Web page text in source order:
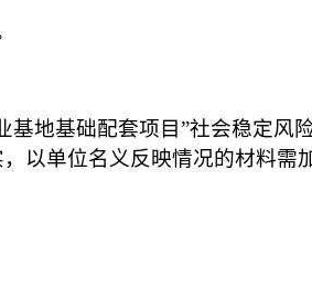
基地基础配套项目”社会稳定风
以单位名义反映情况的材料